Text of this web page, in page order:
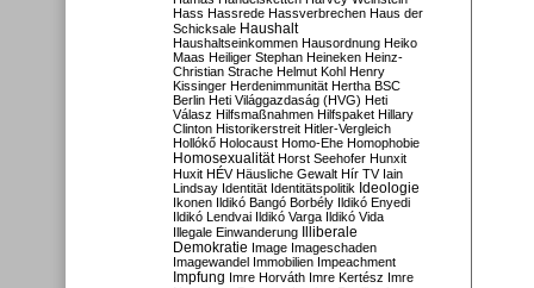
Hass Hassrede Hassverbrechen Haus der
Schicksale Haushalt
Haushaltseinkommen Hausordnung Heiko
Maas Heiliger Stephan Heineken Heinz-
Christian Strache Helmut Kohl Henry
Kissinger Herdenimmunität Hertha BSC
Berlin Heti Világgazdaság (HVG) Heti
Válasz Hilfsmaßnahmen Hilfspaket Hillary
Clinton Historikerstreit Hitler-Vergleich
Hollókő Holocaust Homo-Ehe Homophobie
Homosexualität Horst Seehofer Hunxit
Huxit HÉV Häusliche Gewalt Hír TV Iain
Lindsay Identität Identitätspolitik Ideologie
Ikonen Ildikó Bangó Borbély Ildikó Enyedi
Ildikó Lendvai Ildikó Varga Ildikó Vida
Illegale Einwanderung Illiberale
Demokratie Image Imageschaden
Imagewandel Immobilien Impeachment
Impfung Imre Horváth Imre Kertész Imre